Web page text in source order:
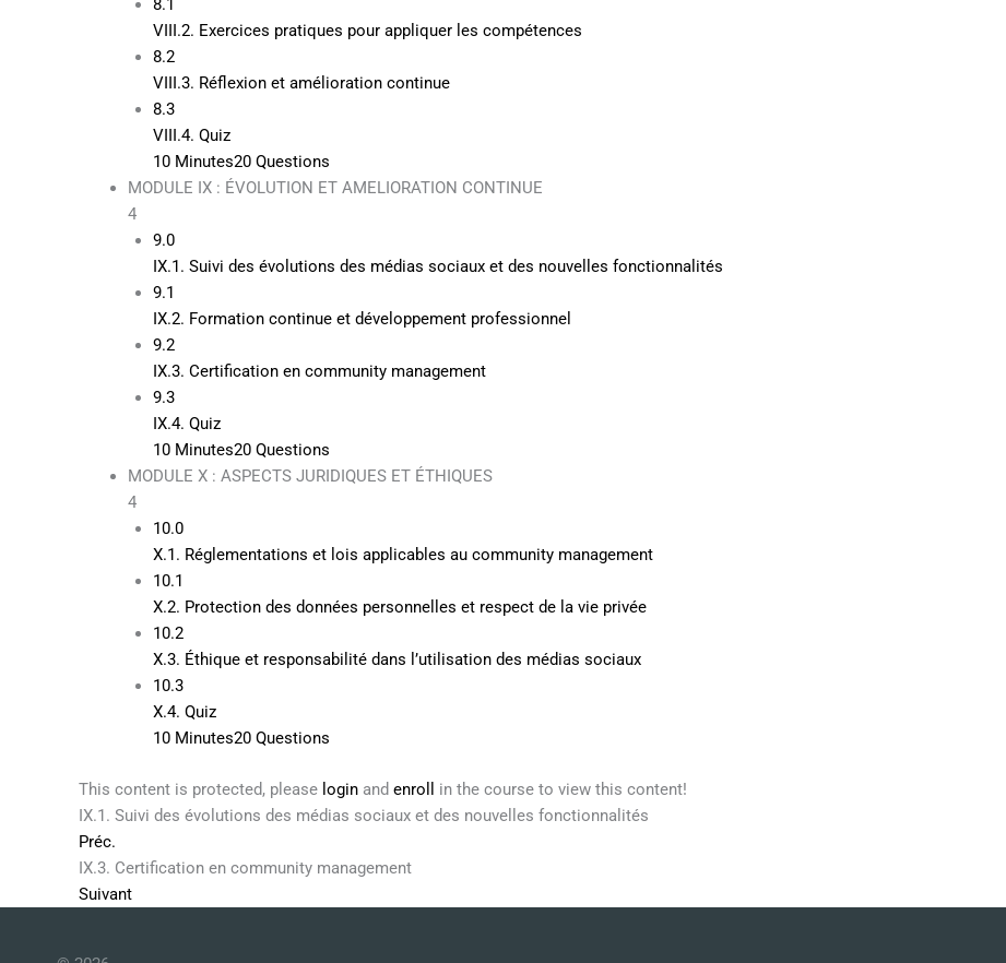
8.1
VIII.2. Exercices pratiques pour appliquer les compétences
8.2
VIII.3. Réflexion et amélioration continue
8.3
VIII.4. Quiz
10 Minutes20 Questions
MODULE IX : ÉVOLUTION ET AMELIORATION CONTINUE
4
9.0
IX.1. Suivi des évolutions des médias sociaux et des nouvelles fonctionnalités
9.1
IX.2. Formation continue et développement professionnel
9.2
IX.3. Certification en community management
9.3
IX.4. Quiz
10 Minutes20 Questions
MODULE X : ASPECTS JURIDIQUES ET ÉTHIQUES
4
10.0
X.1. Réglementations et lois applicables au community management
10.1
X.2. Protection des données personnelles et respect de la vie privée
10.2
X.3. Éthique et responsabilité dans l’utilisation des médias sociaux
10.3
X.4. Quiz
10 Minutes20 Questions
This content is protected, please login and enroll
in the course to view this content!
IX.1. Suivi des évolutions des médias sociaux et des nouvelles fonctionnalités
Préc.
IX.3. Certification en community management
Suivant